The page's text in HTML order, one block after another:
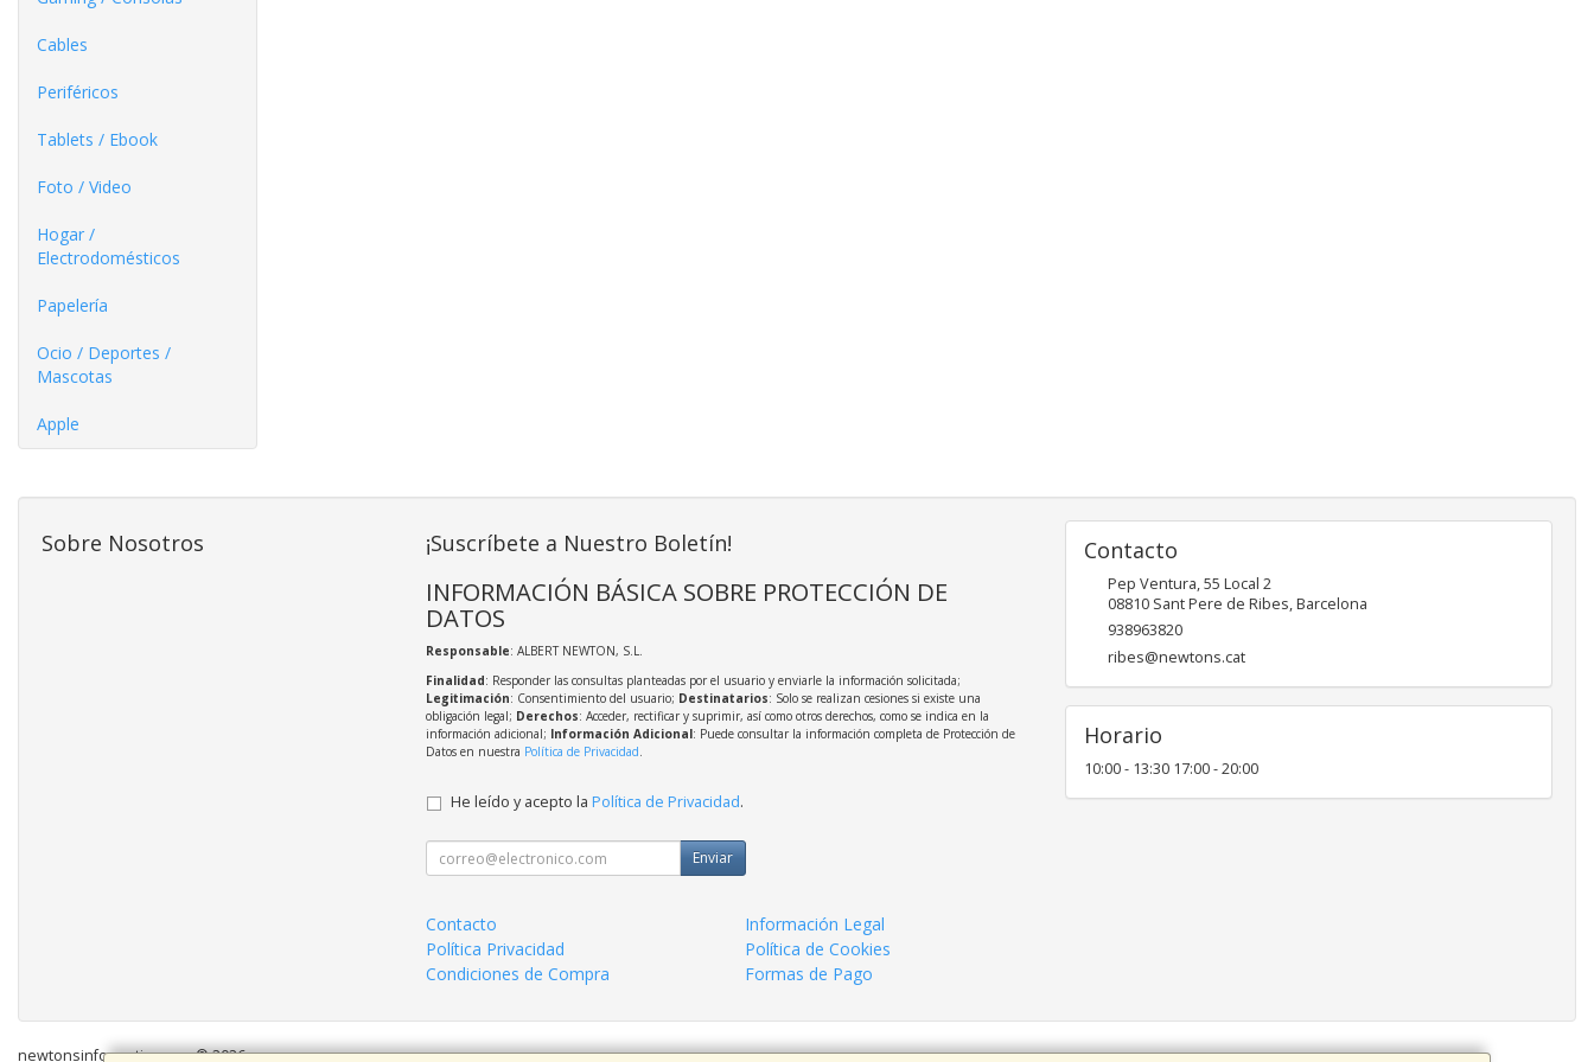
Cables
Periféricos
Tablets / Ebook
Foto / Video
Hogar /
Electrodomésticos
Papelería
Ocio / Deportes /
Mascotas
Apple
Sobre Nosotros ¡Suscríbete a Nuestro Boletín!
INFORMACIÓN BÁSICA SOBRE PROTECCIÓN DE
DATOS
Responsable: ALBERT NEWTON, S.L.
Finalidad: Responder las consultas planteadas por el usuario y enviarle la información solicitada;
Legitimación: Consentimiento del usuario; Destinatarios: Solo se realizan cesiones si existe una
obligación legal; Derechos: Acceder, rectificar y suprimir, así como otros derechos, como se indica en la
información adicional; Información Adicional: Puede consultar la información completa de Protección de
Datos en nuestra Política de Privacidad.
He leído y acepto la Política de Privacidad.
Enviar
Contacto
Información Legal
Política Privacidad
Política de Cookies
Condiciones de Compra
Formas de Pago
Contacto
Pep Ventura, 55 Local 2
08810 Sant Pere de Ribes,Barcelona
938963820
ribes@newtons.cat
Horario
10:00 - 13:30 17:00 - 20:00
newtonsinformatica.com © 2026